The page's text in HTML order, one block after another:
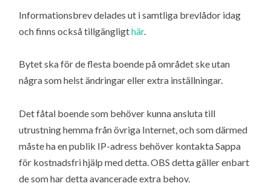
Informationsbrev delades ut i samtliga brevlådor idag
och finns också tillgängligthär.
Bytet ska för de flesta boende på området ske utan
några som helst ändringar eller extra inställningar.
Det fåtal boende som behöver kunna ansluta till
utrustning hemma från övriga Internet, och som därmed
måste ha en publik IP-adress behöver kontakta Sappa
för kostnadsfri hjälp med detta. OBS detta gäller enbart
de som har detta avancerade extra behov.